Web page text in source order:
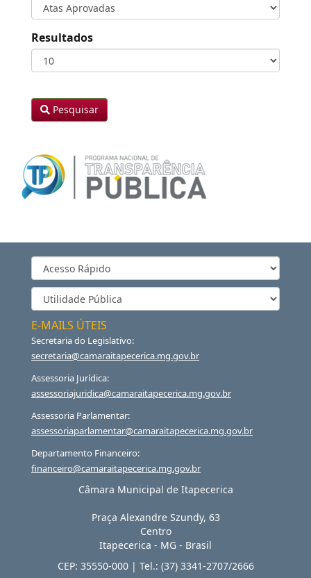
Resultados
Pesquisar
E-MAILS ÚTEIS
Secretaria do Legislativo:
secretaria@camaraitapecerica.mg.gov.br
Assessoria Jurídica:
assessoriajuridica@camaraitapecerica.mg.gov.br
Assessoria Parlamentar:
assessoriaparlamentar@camaraitapecerica.mg.gov.br
Departamento Financeiro:
financeiro@camaraitapecerica.mg.gov.br
Câmara Municipal de Itapecerica
Praça Alexandre Szundy, 63
Centro
Itapecerica - MG - Brasil
CEP: 35550-000| Tel.: (37) 3341-2707/2666